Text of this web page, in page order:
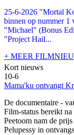
25-6-2026 "Mortal
binnen op nummer 1
"Michael" (Bonus
"Project Hail...
+ MEER
Kort nieuws
10-6
Mama'ku ontvangt
De documentaire -
Film-status bereikt
Peetoom nam de
Pelupessy in